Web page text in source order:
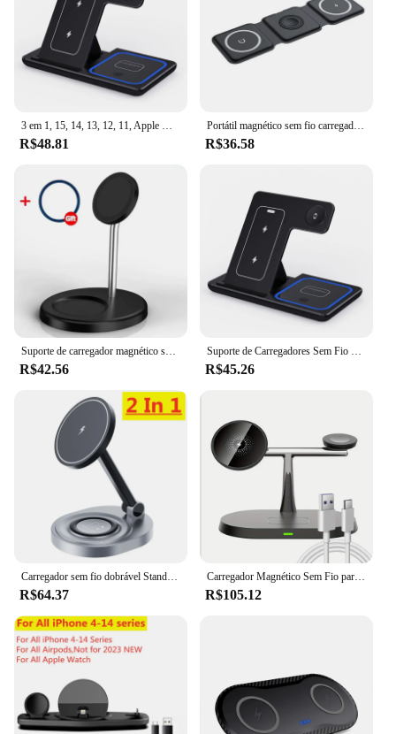
R$48.81
Portátil magnético sem fio carregador pad, rápido carregamento dock station, 100w, 3 em 1, iphone 15, 14, 13, 12 pro max, apple watch, airpods
R$36.58
R$42.56 R$45.26
R$64.37
Carregador Magnético Sem Fio para iPhone, Estação de Carregamento Rápido, Apple Watch 9, 8, 7, 6, 5, 4, Airpods 2, 3 Pro, 15, 14, 13, 12, 30W, 3 em 1
R$105.12